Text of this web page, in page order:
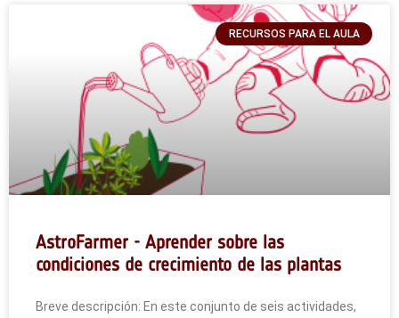
RECURSOS PARA EL AULA
AstroFarmer - Aprender sobre las
condiciones de crecimiento de las plantas
Breve descripción: En este conjunto de seis actividades,